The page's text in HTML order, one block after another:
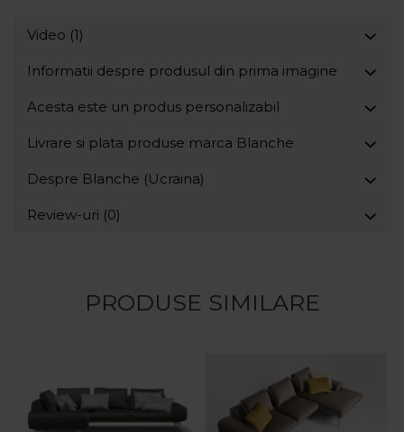
Video (1)
Informatii despre produsul din prima imagine
Acesta este un produs personalizabil
Livrare si plata produse marca Blanche
Despre Blanche (Ucraina)
Review-uri (0)
PRODUSE SIMILARE